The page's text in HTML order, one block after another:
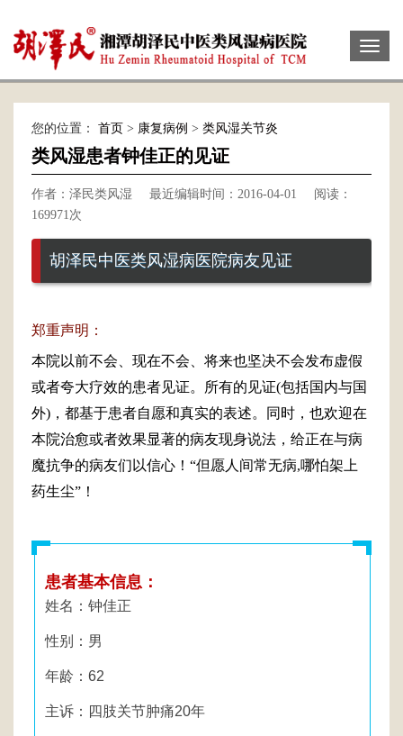
Toggle
您的位置： 首页 > 康复病例 > 类风湿关节炎
类风湿患者钟佳正的见证
作者：泽民类风湿 最近编辑时间：2016-04-01
阅读：
169971次
胡泽民中医类风湿病医院病友见证
郑重声明：
本院以前不会、现在不会、将来也坚决不会发布虚假
或者夸大疗效的患者见证。所有的见证(包括国内与国
外)，都基于患者自愿和真实的表述。同时，也欢迎在
本院治愈或者效果显著的病友现身说法，给正在与病
魔抗争的病友们以信心！“但愿人间常无病,哪怕架上
药生尘”！
患者基本信息：
姓名：钟佳正
性别：男
年龄：62
主诉：四肢关节肿痛20年